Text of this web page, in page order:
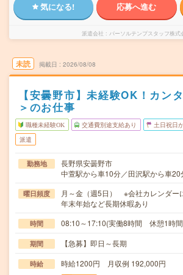
気になる! 応募へ進む
派遣会社 パーソルテンプスタッフ株式
未読 掲載日 2026/08/08
【安曇野市】未経験OK！カン
＞のお仕事
職種未経験OK 交通費別途支給あり 土日祝日
派遣
勤務地
長野県安曇野市
中萱駅から車10分／田沢駅から車20
曜日頻度
月～金（週5日） ※会社カレンダー
年末年始など長期休暇あり
時間 08:10～17:10(実働8時間 休憩1時
期間 【急募】即日～長期
時給 時給1200円 月収例 192,000円